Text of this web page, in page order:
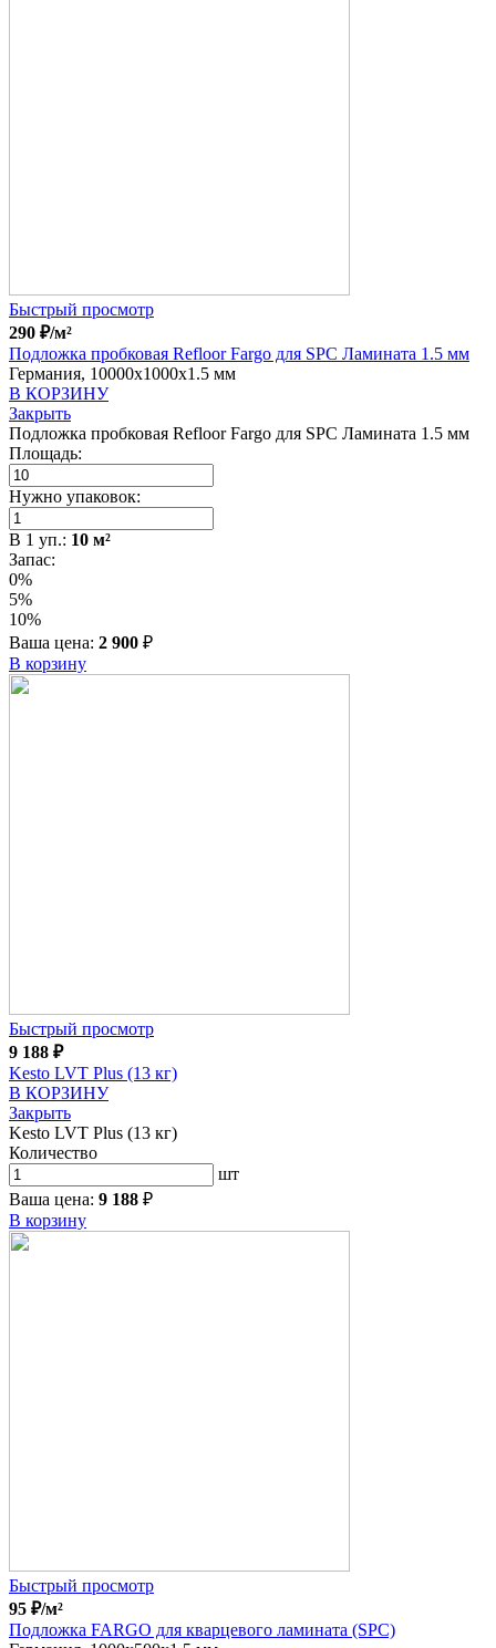
Быстрый просмотр
290 ₽/м²
Подложка пробковая Refloor Fargo для SPC Ламината 1.5 мм
Германия, 10000x1000x1.5 мм
В КОРЗИНУ
Закрыть
Подложка пробковая Refloor Fargo для SPC Ламината 1.5 мм
Площадь:
Нужно упаковок:
В 1 уп.: 10 м²
Запас:
0%
5%
10%
Ваша цена: 2 900 ₽
В корзину
Быстрый просмотр
9 188 ₽
Kesto LVT Plus (13 кг)
В КОРЗИНУ
Закрыть
Kesto LVT Plus (13 кг)
Количество
шт
Ваша цена: 9 188 ₽
В корзину
Быстрый просмотр
95 ₽/м²
Подложка FARGO для кварцевого ламината (SPC)